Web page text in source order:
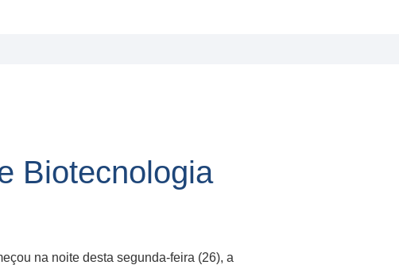
Biotecnologia
na noite desta segunda-feira (26), a